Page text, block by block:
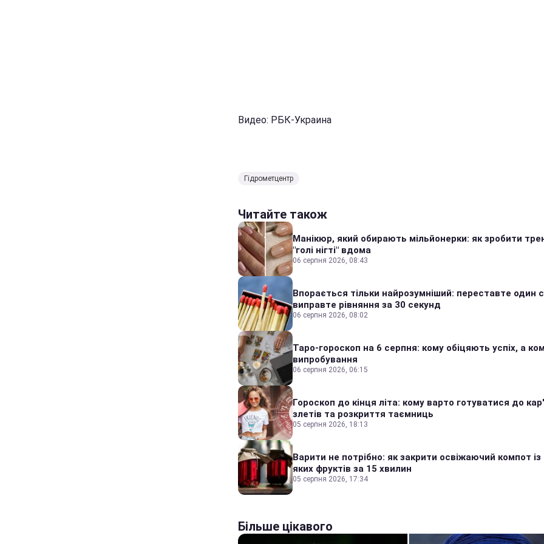
Видео: РБК-Украина
Гідрометцентр
Читайте також
Манікюр, який обирають мільйонерки: як зробити
"голі нігті" вдома
06 серпня 2026, 08:43
Впорається тільки найрозумніший: переставте один
виправте рівняння за 30 секунд
06 серпня 2026, 08:02
Таро-гороскоп на 6 серпня: кому обіцяють успіх, а
випробування
06 серпня 2026, 06:15
Гороскоп до кінця літа: кому варто готуватися до
злетів та розкриття таємниць
05 серпня 2026, 18:13
Варити не потрібно: як закрити освіжаючий компот
яких фруктів за 15 хвилин
05 серпня 2026, 17:34
Більше цікавого